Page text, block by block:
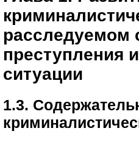
расследуемом
преступления
ситуации
1.3.